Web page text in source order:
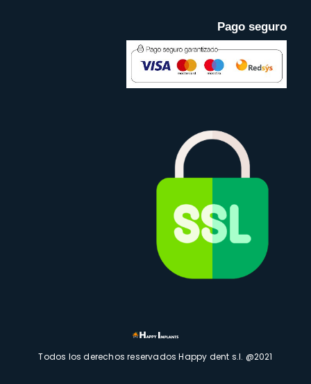
Pago seguro
Todos los derechos reservados Happy dent s.l. @2021